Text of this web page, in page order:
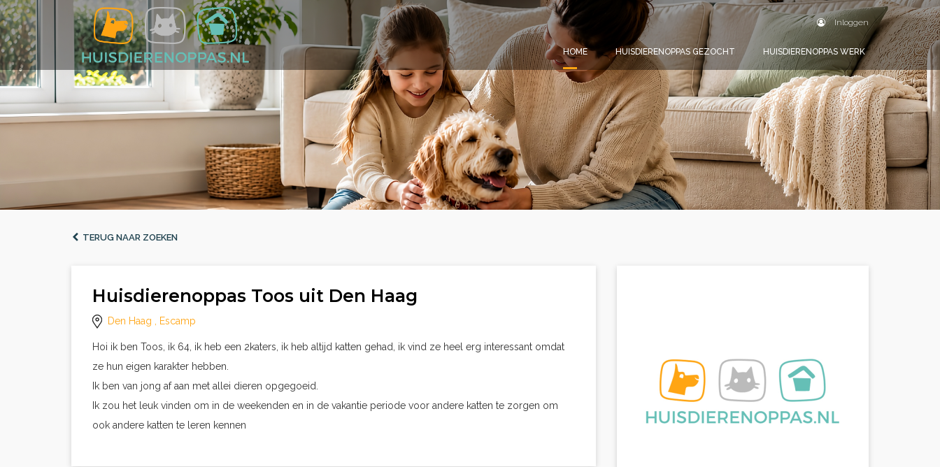
Inloggen
HOME HUISDIERENOPPAS GEZOCHT HUISDIERENOPPAS WERK
TERUG NAAR ZOEKEN
Huisdierenoppas Toos uit Den Haag
Den Haag , Escamp
Hoi ik ben Toos, ik 64, ik heb een 2katers, ik heb altijd katten gehad, ik vind ze heel erg interessant omdat
ze hun eigen karakter hebben.
Ik ben van jong af aan met allei dieren opgegoeid.
Ik zou het leuk vinden om in de weekenden en in de vakantie periode voor andere katten te zorgen om
ook andere katten te leren kennen